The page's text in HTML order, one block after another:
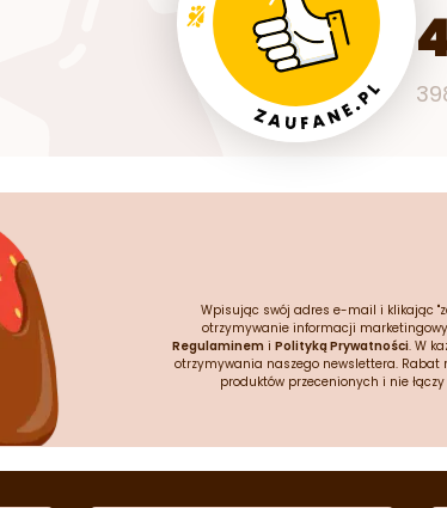
Wpisując swój adres e-mail i klikając
otrzymywanie informacji
Regulaminem i Polityką Prywatności. W
otrzymywania naszego newslettera. Rabat
produktów przecenionych i nie